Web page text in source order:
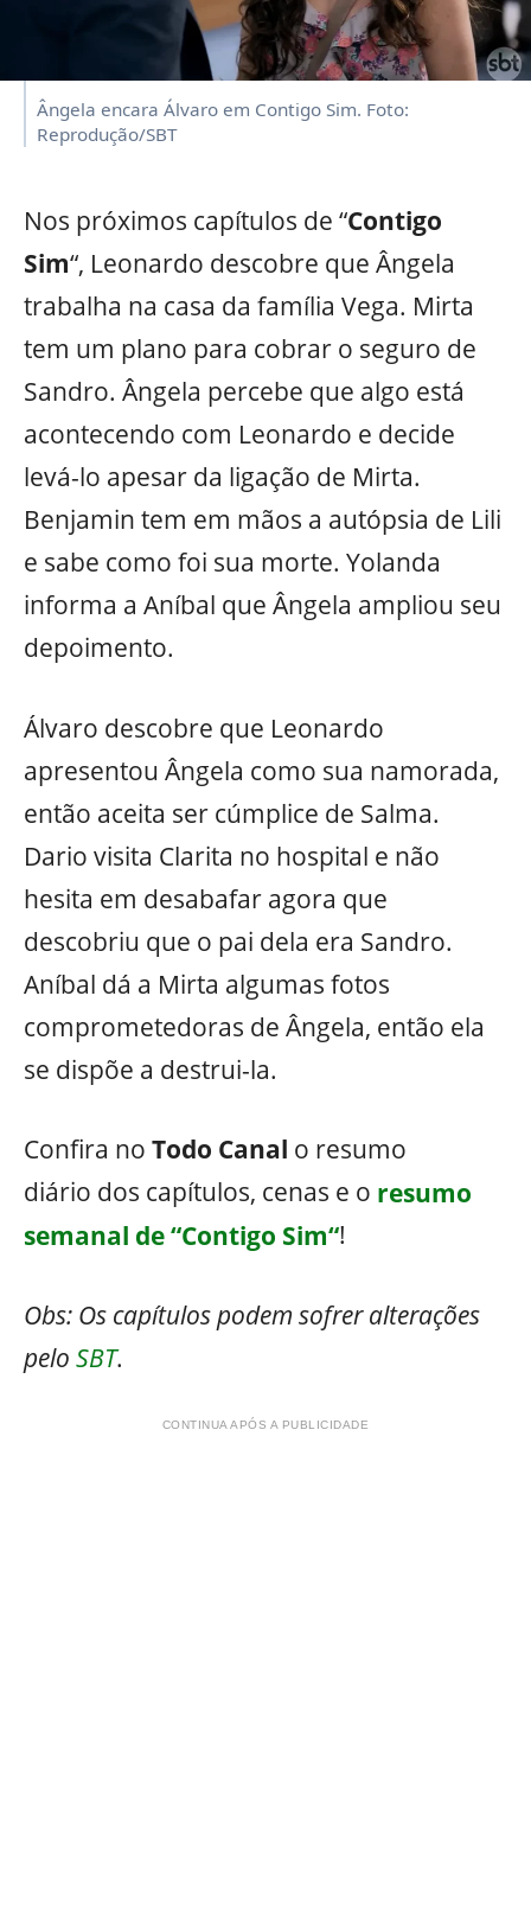
Ângela encara Álvaro em Contigo Sim. Foto:
Reprodução/SBT
Nos próximos capítulos de “Contigo
Sim“, Leonardo descobre que Ângela
trabalha na casa da família Vega. Mirta
tem um plano para cobrar o seguro de
Sandro. Ângela percebe que algo está
acontecendo com Leonardo e decide
levá-lo apesar da ligação de Mirta.
Benjamin tem em mãos a autópsia de Lili
e sabe como foi sua morte. Yolanda
informa a Aníbal que Ângela ampliou seu
depoimento.
Álvaro descobre que Leonardo
apresentou Ângela como sua namorada,
então aceita ser cúmplice de Salma.
Dario visita Clarita no hospital e não
hesita em desabafar agora que
descobriu que o pai dela era Sandro.
Aníbal dá a Mirta algumas fotos
comprometedoras de Ângela, então ela
se dispõe a destrui-la.
Confira no Todo Canal o resumo
diário dos capítulos, cenas e o resumo
semanal de “Contigo Sim“!
Obs: Os capítulos podem sofrer alterações
pelo SBT.
CONTINUA APÓS A PUBLICIDADE